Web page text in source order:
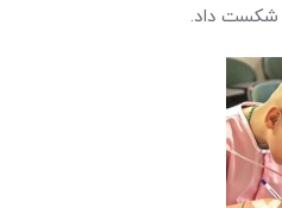
شکست داد.